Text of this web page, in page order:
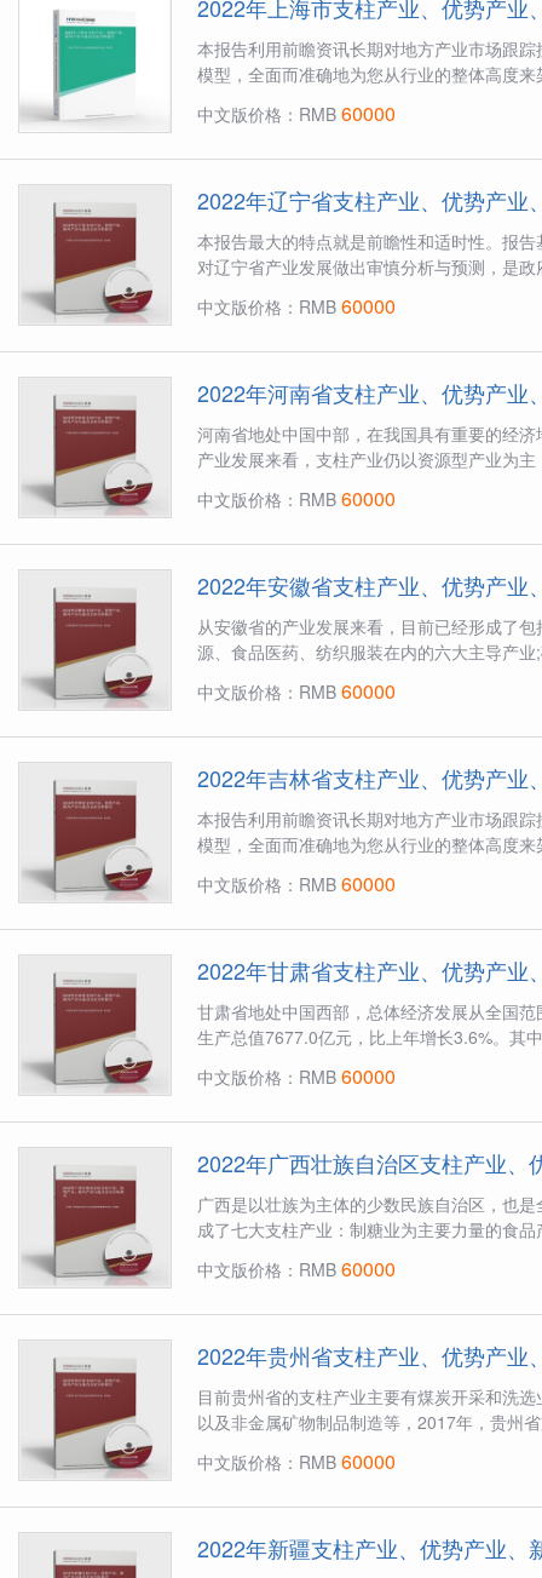
2022年上海市支柱产业、优势产业
本报告利用前瞻资讯长期对地方产业市场跟
模型，全面而准确地为您从行业的整体高度
中文版价格：RMB60000
2022年辽宁省支柱产业、优势产业
本报告最大的特点就是前瞻性和适时性。报
对辽宁省产业发展做出审慎分析与预测，是
中文版价格：RMB60000
2022年河南省支柱产业、优势产业
河南省地处中国中部，在我国具有重要的经
产业发展来看，支柱产业仍以资源型产业为
中文版价格：RMB60000
2022年安徽省支柱产业、优势产业
从安徽省的产业发展来看，目前已经形成了
源、食品医药、纺织服装在内的六大主导产
中文版价格：RMB60000
2022年吉林省支柱产业、优势产业
本报告利用前瞻资讯长期对地方产业市场跟
模型，全面而准确地为您从行业的整体高度
中文版价格：RMB60000
2022年甘肃省支柱产业、优势产业
甘肃省地处中国西部，总体经济发展从全国
生产总值7677.0亿元，比上年增长3.6%。其
中文版价格：RMB60000
2022年广西壮族自治区支柱产业
广西是以壮族为主体的少数民族自治区，也
成了七大支柱产业：制糖业为主要力量的食
中文版价格：RMB60000
2022年贵州省支柱产业、优势产业
目前贵州省的支柱产业主要有煤炭开采和洗
以及非金属矿物制品制造等，2017年，贵州
中文版价格：RMB60000
2022年新疆支柱产业、优势产业、